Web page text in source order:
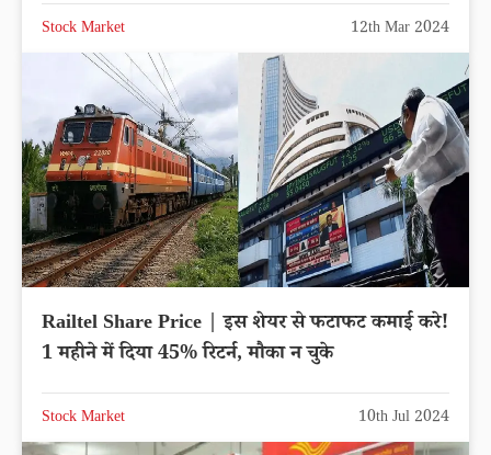
Stock Market 12th Mar 2024
Railtel Share Price | इस शेयर से फटाफट कमाई करे!
1 महीने में दिया 45% रिटर्न, मौका न चुके
Stock Market 10th Jul 2024